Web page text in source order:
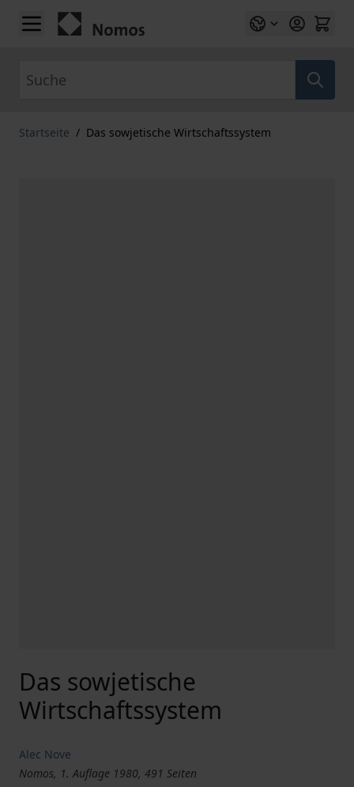
Zum Inhalt springen
Startseite / Das sowjetische Wirtschaftssystem
Das sowjetische
Wirtschaftssystem
Alec Nove
Nomos, 1. Auflage 1980, 491 Seiten